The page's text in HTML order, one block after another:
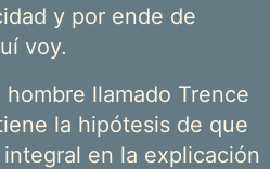
y por ende de
voy.
llamado Trence
la hipótesis de que
en la explicación